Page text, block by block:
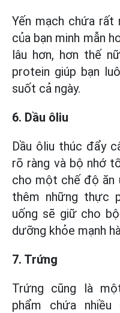
Yến mạch chứa rất
của bạn minh mẫn
lâu hơn, hơn thế
protein giúp bạn
suốt cả ngày.
6. Dầu ôliu
Dầu ôliu thúc đẩy
rõ ràng và bộ nhớ
cho một chế độ ăn
thêm những thực
uống sẽ giữ cho
dưỡng khỏe mạnh
7. Trứng
Trứng cũng là
phẩm chứa nhiều